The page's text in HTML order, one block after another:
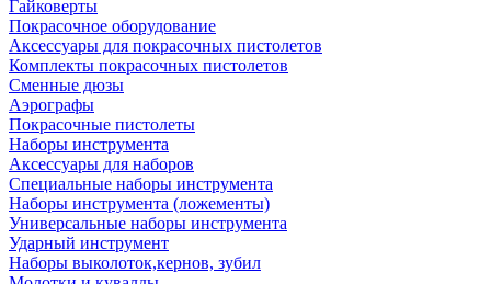
Гайковерты
Покрасочное оборудование
Аксессуары для покрасочных пистолетов
Комплекты покрасочных пистолетов
Сменные дюзы
Аэрографы
Покрасочные пистолеты
Наборы инструмента
Аксессуары для наборов
Специальные наборы инструмента
Наборы инструмента (ложементы)
Универсальные наборы инструмента
Ударный инструмент
Наборы выколоток,кернов, зубил